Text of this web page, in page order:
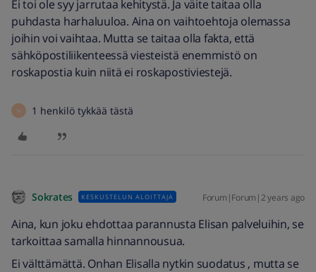
Ei toi ole syy jarrutaa kehitystä. Ja väite taitaa olla
puhdasta harhaluuloa. Aina on vaihtoehtoja olemassa
joihin voi vaihtaa. Mutta se taitaa olla fakta, että
sähköpostiliikenteessä viesteistä enemmistö on
roskapostia kuin niitä ei roskapostiviestejä.
H 1 henkilö tykkää tästä
Sokrates KESKUSTELUN ALOITTAJA Forum|Forum|2 years ago
Aina, kun joku ehdottaa parannusta Elisan palveluihin, se
tarkoittaa samalla hinnannousua.
Ei välttämättä. Onhan Elisalla nytkin suodatus , mutta se